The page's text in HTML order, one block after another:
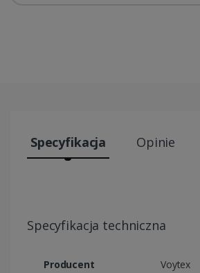
Specyfikacja Opinie
Specyfikacja techniczna
Producent
Voytex